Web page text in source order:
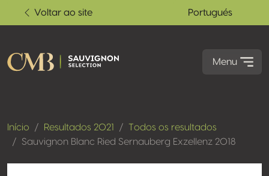
Voltar ao site Portugués
Menu
Início Resultados 2021
Todos os resultados
Sauvignon Blanc Ried Sernauberg Exzellenz 2018